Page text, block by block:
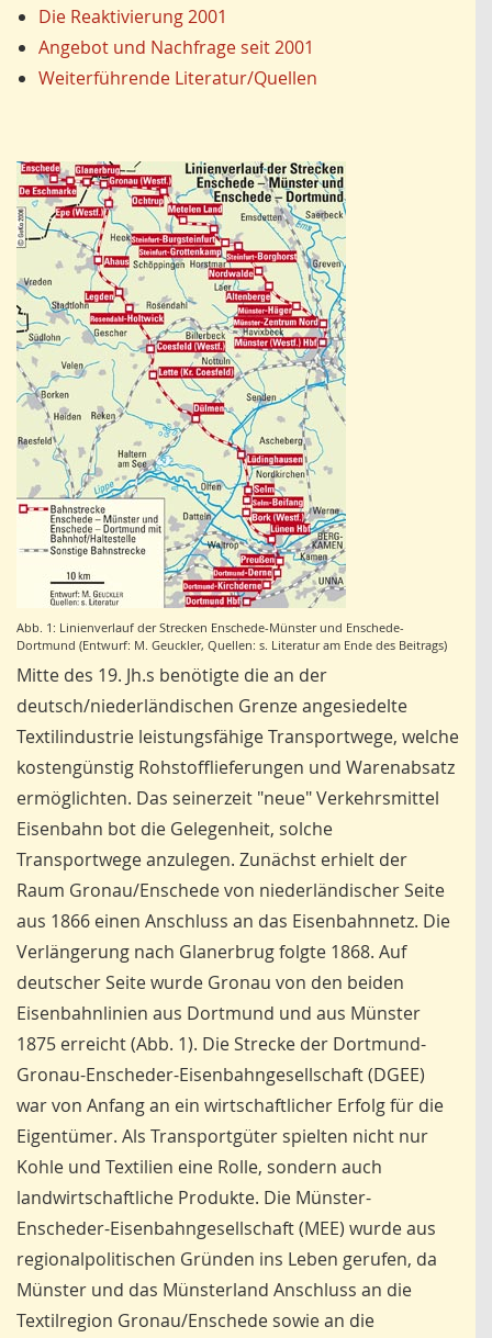
Die Reaktivierung 2001
Angebot und Nachfrage seit 2001
Weiterführende Literatur/Quellen
Abb. 1: Linienverlauf der Strecken Enschede-Münster und Enschede-
Dortmund (Entwurf: M. Geuckler, Quellen: s. Literatur am Ende des Beitrags)
Mitte des 19. Jh.s benötigte die an der
deutsch/niederländischen Grenze angesiedelte
Textilindustrie leistungsfähige Transportwege, welche
kostengünstig Rohstofflieferungen und Warenabsatz
ermöglichten. Das seinerzeit "neue" Verkehrsmittel
Eisenbahn bot die Gelegenheit, solche
Transportwege anzulegen. Zunächst erhielt der
Raum Gronau/Enschede von niederländischer Seite
aus 1866 einen Anschluss an das Eisenbahnnetz. Die
Verlängerung nach Glanerbrug folgte 1868. Auf
deutscher Seite wurde Gronau von den beiden
Eisenbahnlinien aus Dortmund und aus Münster
1875 erreicht (Abb. 1). Die Strecke der Dortmund-
Gronau-Enscheder-Eisenbahngesellschaft (DGEE)
war von Anfang an ein wirtschaftlicher Erfolg für die
Eigentümer. Als Transportgüter spielten nicht nur
Kohle und Textilien eine Rolle, sondern auch
landwirtschaftliche Produkte. Die Münster-
Enscheder-Eisenbahngesellschaft (MEE) wurde aus
regionalpolitischen Gründen ins Leben gerufen, da
Münster und das Münsterland Anschluss an die
Textilregion Gronau/Enschede sowie an die